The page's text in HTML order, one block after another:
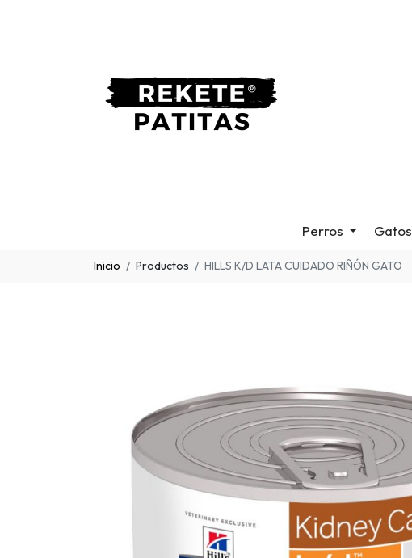
Perros Gatos
Inicio Productos HILLS K/D LATA CUIDADO RIÑÓN GATO